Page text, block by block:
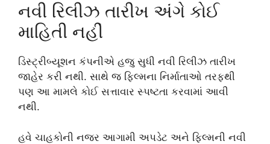
નવી રિલીઝ તારીખ અંગે કોઈ
માહિતી નહીં
ડિસ્ટ્રીબ્યૂશન કંપનીએ હજુ સુધી નવી રિલીઝ તારીખ
જાહેર કરી નથી. સાથે જ ફિલ્મના નિર્માતાઓ તરફથી
પણ આ મામલે કોઈ સત્તાવાર સ્પષ્ટતા કરવામાં આવી
નથી.
હવે ચાહકોની નજર આગામી અપડેટ અને ફિલ્મની નવી